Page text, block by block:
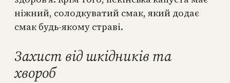
ніжний, солодкуватий смак, який додає
смак будь-якому страві.
Захист від шкідників та
хвороб